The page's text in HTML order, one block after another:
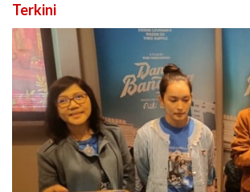
Terkini